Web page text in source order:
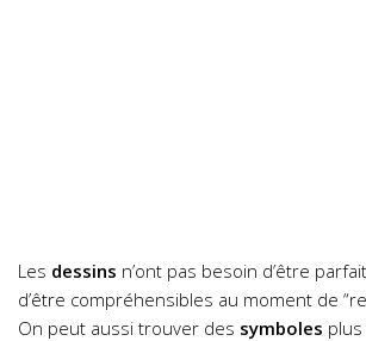
Les dessins n’ont pas besoin d’être
d’être compréhensibles au moment de
On peut aussi trouver des symboles